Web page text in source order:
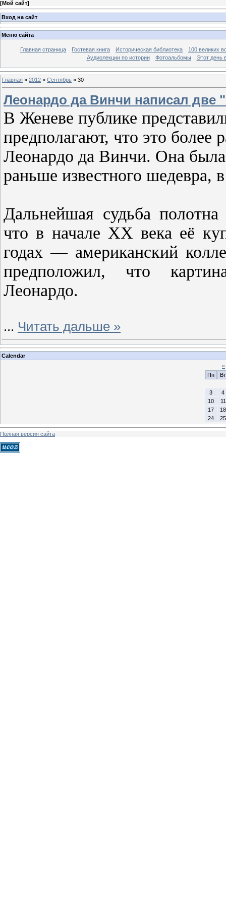
[Мой сайт]
Вход на сайт
Меню сайта
Главная страница Гостевая книга Историческая библиотека
100 великих
Аудиолекции по истории
Фотоальбомы Этот день
Главная » 2012 » Сентябрь » 30
Леонардо да Винчи написал
В Женеве публике
предполагают, что это более
Леонардо да Винчи. Она
раньше известного шедевра,
Дальнейшая судьба
что в начале XX века её
годах — американский
предположил, что
Леонардо.
... Читать дальше »
Calendar
«
Пн
Вт
3
4
10
11
17
18
24
25
Полная версия сайта